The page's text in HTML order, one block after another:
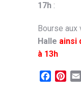
17h :
Bourse aux
Halle ainsi
à 13h